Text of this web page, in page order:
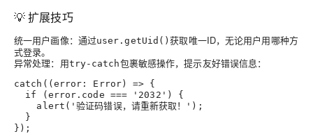
💡 扩展技巧
统一用户画像：通过user.getUid()获取唯一ID，无论用户用哪种方
式登录。
异常处理：用try-catch包裹敏感操作，提示友好错误信息：
catch((error: Error) => {
if (error.code === '2032') {
alert('验证码错误，请重新获取！');
}
});